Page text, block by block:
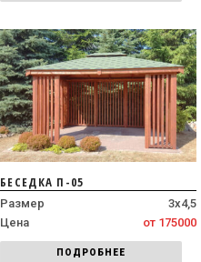
БЕСЕДКА П-05
Размер
3х4,5
Цена
от 175000
ПОДРОБНЕЕ